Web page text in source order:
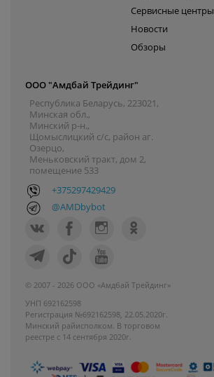
Сервисные центры
Новости
Обзоры
ООО "Амдбай Трейдинг"
Республика Беларусь, 223021,
Минская обл.,
Минский р-н.,
Щомыслицкий с/с, район аг.
Озерцо,
Меньковский тракт, дом 2,
помещение 533
+375297429429
@AMDbybot
© 2007 - 2026 ООО «Амдбай Трейдинг»
УНП 692162598
Регистрация №692162598, 22.05.2020г.
Минский райисполком. В торговом
реестре с 14 сентября 2020г.